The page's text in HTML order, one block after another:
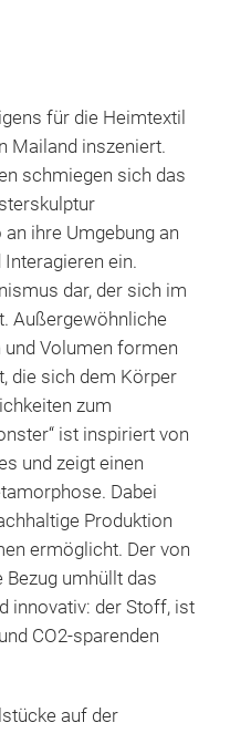
für die Heimtextil
Mailand inszeniert.
schmiegen sich das
ihre Umgebung an
Interagieren ein.
dar, der sich im
Außergewöhnliche
und Volumen formen
die sich dem Körper
zum
ist inspiriert von
und zeigt einen
Dabei
Produktion
ermöglicht. Der von
umhüllt das
innovativ: der Stoff, ist
CO2-sparenden
auf der